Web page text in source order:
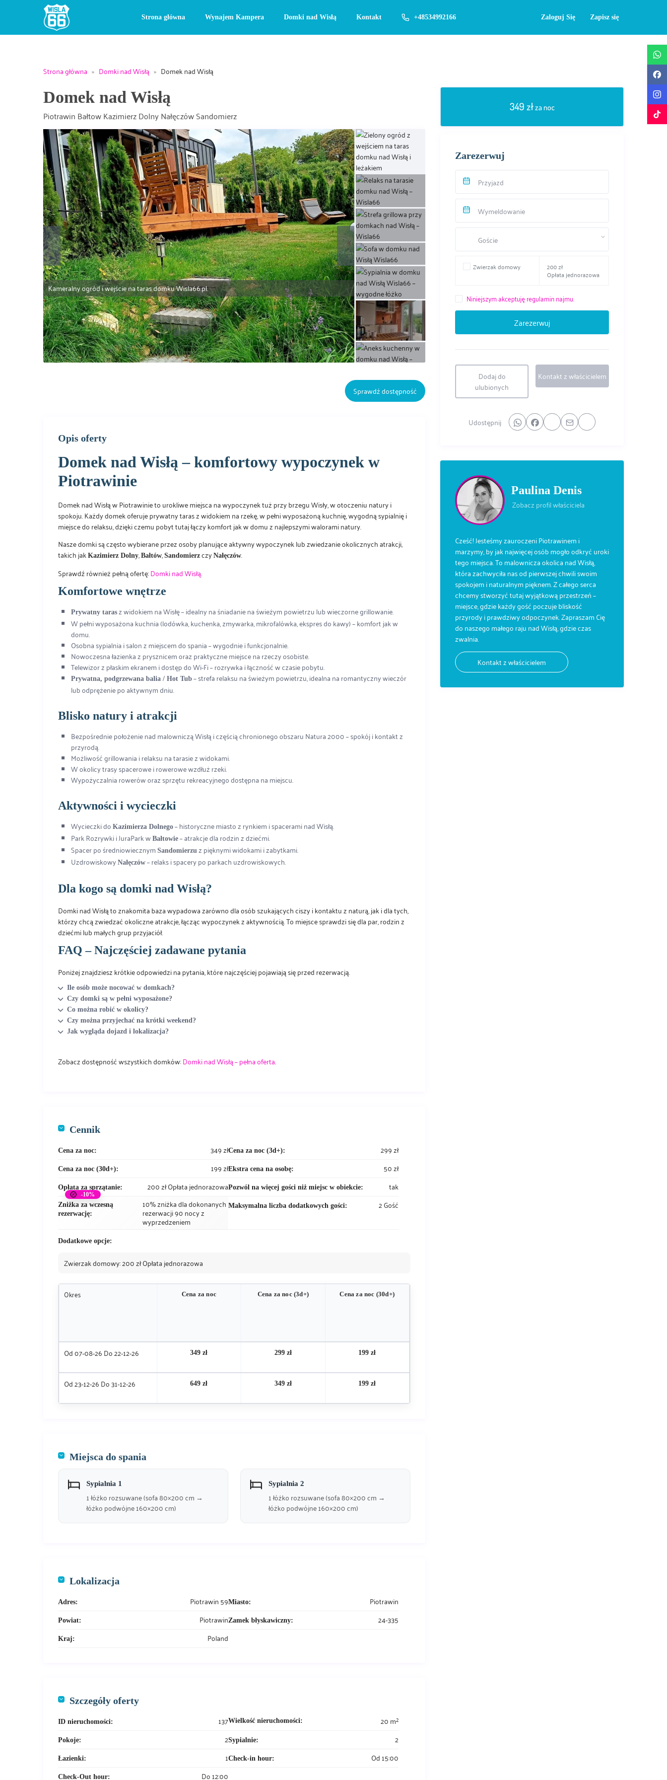
Strona główna Wynajem Kampera Domki nad Wisłą Kontakt +48534992166 Zaloguj Się Zapisz się
Strona główna » Domki nad Wisłą » Domek nad Wisłą
Domek nad Wisłą
Piotrawin Bałtow Kazimierz Dolny Nałęczów Sandomierz
Kameralny ogród i wejście na taras domku Wisla66.pl.
Sprawdź dostępność
Opis oferty
Domek nad Wisłą – komfortowy wypoczynek w
Piotrawinie
Domek nad Wisłą w Piotrawinie to urokliwe miejsca na wypoczynek tuż przy brzegu Wisły, w otoczeniu natury i
spokoju. Każdy domek oferuje prywatny taras z widokiem na rzekę, w pełni wyposażoną kuchnię, wygodną sypialnię i
miejsce do relaksu, dzięki czemu pobyt tutaj łączy komfort jak w domu z najlepszymi walorami natury.
Nasze domki są często wybierane przez osoby planujące aktywny wypoczynek lub zwiedzanie okolicznych atrakcji,
takich jak Kazimierz Dolny, Bałtów, Sandomierz czy Nałęczów.
Sprawdź również pełną ofertę:Domki nad Wisłą.
Komfortowe wnętrze
Prywatny taras z widokiem na Wisłę – idealny na śniadanie na świeżym powietrzu lub wieczorne grillowanie.
W pełni wyposażona kuchnia (lodówka, kuchenka, zmywarka, mikrofalówka, ekspres do kawy) – komfort jak w
domu.
Osobna sypialnia i salon z miejscem do spania – wygodnie i funkcjonalnie.
Nowoczesna łazienka z prysznicem oraz praktyczne miejsce na rzeczy osobiste.
Telewizor z płaskim ekranem i dostęp do Wi-Fi – rozrywka i łączność w czasie pobytu.
Prywatna, podgrzewana balia / Hot Tub – strefa relaksu na świeżym powietrzu, idealna na romantyczny wieczór
lub odprężenie po aktywnym dniu.
Blisko natury i atrakcji
Bezpośrednie położenie nad malowniczą Wisłą i częścią chronionego obszaru Natura 2000 – spokój i kontakt z
przyrodą.
Możliwość grillowania i relaksu na tarasie z widokami.
W okolicy trasy spacerowe i rowerowe wzdłuż rzeki.
Wypożyczalnia rowerów oraz sprzętu rekreacyjnego dostępna na miejscu.
Aktywności i wycieczki
Wycieczki do Kazimierza Dolnego – historyczne miasto z rynkiem i spacerami nad Wisłą.
Park Rozrywki i JuraPark w Bałtowie – atrakcje dla rodzin z dziećmi.
Spacer po średniowiecznym Sandomierzu z pięknymi widokami i zabytkami.
Uzdrowiskowy Nałęczów – relaks i spacery po parkach uzdrowiskowych.
Dla kogo są domki nad Wisłą?
Domki nad Wisłą to znakomita baza wypadowa zarówno dla osób szukających ciszy i kontaktu z naturą, jak i dla tych,
którzy chcą zwiedzać okoliczne atrakcje, łącząc wypoczynek z aktywnością. To miejsce sprawdzi się dla par, rodzin z
dziećmi lub małych grup przyjaciół.
FAQ – Najczęściej zadawane pytania
Poniżej znajdziesz krótkie odpowiedzi na pytania, które najczęściej pojawiają się przed rezerwacją.
Ile osób może nocować w domkach?
Czy domki są w pełni wyposażone?
Co można robić w okolicy?
Czy można przyjechać na krótki weekend?
Jak wygląda dojazd i lokalizacja?
Zobacz dostępność wszystkich domków:Domki nad Wisłą – pełna oferta.
Cennik
Cena za noc: 349 złCena za noc (3d+): 299 zł
Cena za noc (30d+): 199 złEkstra cena na osobę: 50 zł
Opłata za sprzątanie: 200 zł Opłata jednorazowaPozwól na więcej gości niż miejsc w obiekcie: tak
Zniżka za wczesną
rezerwację:
10% zniżka dla dokonanych
rezerwacji 90 nocy z
wyprzedzeniem
Maksymalna liczba dodatkowych gości: 2 Gość
Dodatkowe opcje:
Zwierzak domowy: 200 zł Opłata jednorazowa
Okres Cena za noc Cena za noc (3d+) Cena za noc (30d+)
Od 07-08-26 Do 22-12-26 349 zł 299 zł 199 zł
Od 23-12-26 Do 31-12-26 649 zł 349 zł 199 zł
Miejsca do spania
Sypialnia 1
1 łóżko rozsuwane (sofa 80×200 cm →
łóżko podwójne 160×200 cm)
Sypialnia 2
1 łóżko rozsuwane (sofa 80×200 cm →
łóżko podwójne 160×200 cm)
Lokalizacja
Adres: Piotrawin 59Miasto: Piotrawin
Powiat: PiotrawinZamek błyskawiczny: 24-335
Kraj: Poland
Szczegóły oferty
ID nieruchomości: 137Wielkość nieruchomości: 20 m2
Pokoje: 2Sypialnie: 2
Łazienki: 1Check-in hour: Od 15:00
Check-Out hour: Do 12:00
349 złza noc
Zarezerwuj
Goście
Zwierzak domowy 200 zł
Opłata jednorazowa
Niniejszym akceptuję regulamin najmu.
Dodaj do
ulubionych
Kontakt z właścicielem
Udostępnij
Paulina Denis
Zobacz profil właściciela
Cześć! Jesteśmy zauroczeni Piotrawinem i
marzymy, by jak najwięcej osób mogło odkryć uroki
tego miejsca. To malownicza okolica nad Wisłą,
która zachwyciła nas od pierwszej chwili swoim
spokojem i naturalnym pięknem. Z całego serca
chcemy stworzyć tutaj wyjątkową przestrzeń –
miejsce, gdzie każdy gość poczuje bliskość
przyrody i prawdziwy odpoczynek. Zapraszam Cię
do naszego małego raju nad Wisłą, gdzie czas
zwalnia.
Kontakt z właścicielem